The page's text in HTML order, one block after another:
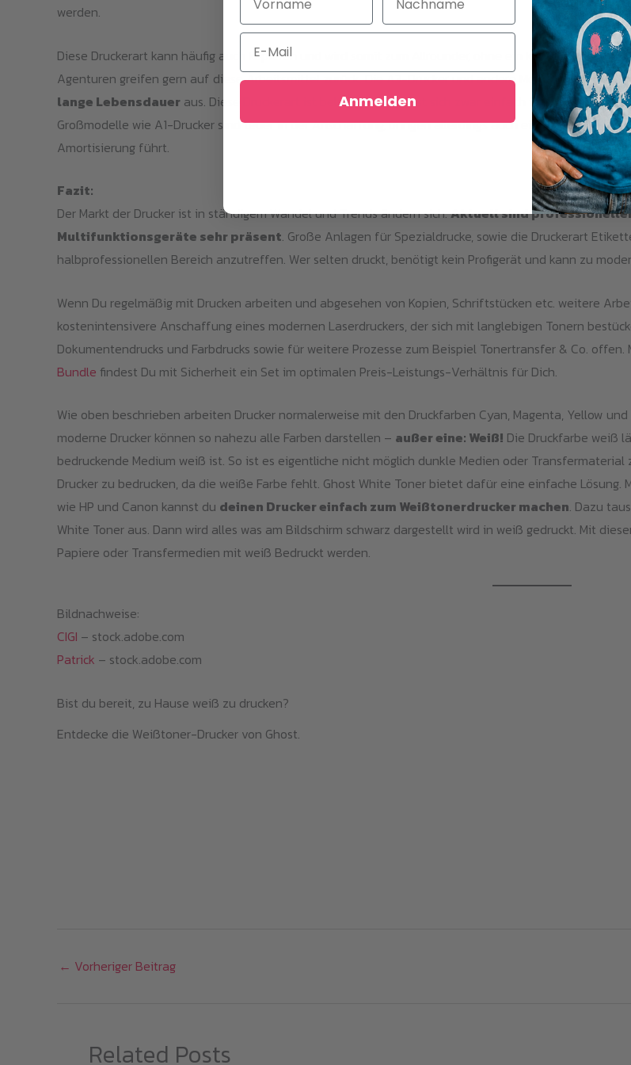
werden.
Diese Druckerart kann häufig auch kopieren und wird somit zum Allrounder, ohne ein klassisches
Agenturen greifen gern auf diese Arbeitsmittel zurück. Die A3-Drucker und andere Modelle sind
lange Lebensdauer aus. Diese Druckerart ist belastbar und lässt sich zwar einfach instand setzen,
Großmodelle wie A1-Drucker sind teuer in der Anschaffung, bringen allerdings auch eine
Amortisierung führt.
Fazit:
Der Markt der Drucker ist in ständigem Wandel und Trends ändern sich.Aktuell sind
Multifunktionsgeräte sehr präsent. Große Anlagen für Spezialdrucke, sowie die Druckerart
halbprofessionellen Bereich anzutreffen. Wer selten druckt, benötigt kein Profigerät und kann zu
Wenn Du regelmäßig mit Drucken arbeiten und abgesehen von Kopien, Schriftstücken etc. weitere
kostenintensivere Anschaffung eines modernen Laserdruckers, der sich mit langlebigen Tonern
Dokumentendrucks und Farbdrucks sowie für weitere Prozesse zum Beispiel Tonertransfer & Co.
Bundle findest Du mit Sicherheit ein Set im optimalen Preis-Leistungs-Verhältnis für Dich.
Wie oben beschrieben arbeiten Drucker normalerweise mit den Druckfarben Cyan, Magenta, Yellow
moderne Drucker können so nahezu alle Farben darstellen – außer eine: Weiß! Die Druckfarbe weiß
bedruckende Medium weiß ist. So ist es eigentliche nicht möglich dunkle Medien oder
Drucker zu bedrucken, da die weiße Farbe fehlt. Ghost White Toner bietet dafür eine einfache
wie HP und Canon kannst du deinen Drucker einfach zum Weißtonerdrucker machen. Dazu
White Toner aus. Dann wird alles was am Bildschirm schwarz dargestellt wird in weiß gedruckt. Mit
Papiere oder Transfermedien mit weiß Bedruckt werden.
Bildnachweise:
CIGI – stock.adobe.com
Patrick – stock.adobe.com
Bist du bereit, zu Hause weiß zu drucken?
Entdecke die Weißtoner-Drucker von Ghost.
← Vorheriger Beitrag
Related Posts
Email
Anmelden